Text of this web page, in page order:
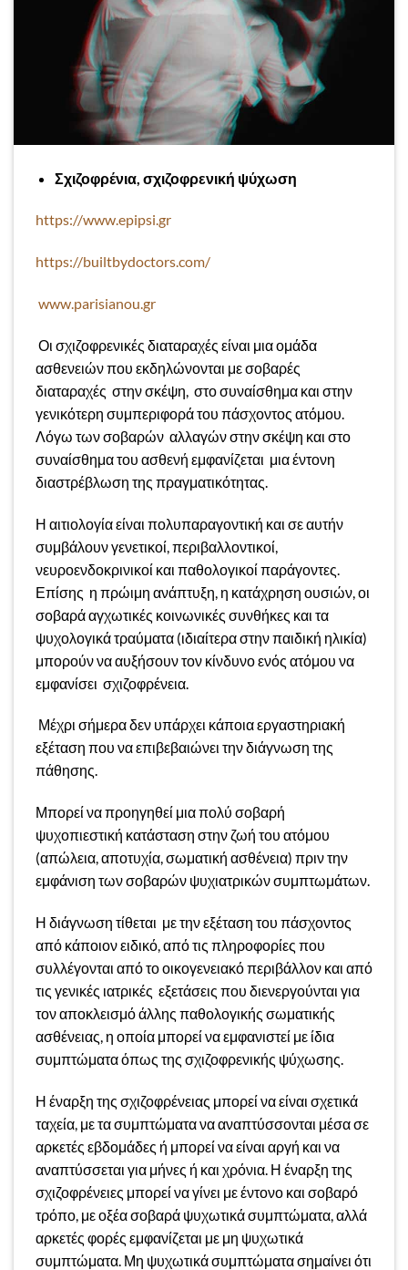
Σχιζοφρένια, σχιζοφρενική ψύχωση
https://www.epipsi.gr
https://builtbydoctors.com/
www.parisianou.gr
Οι σχιζοφρενικές διαταραχές είναι μια ομάδα
ασθενειών που εκδηλώνονται με σοβαρές
διαταραχές στην σκέψη, στο συναίσθημα και στην
γενικότερη συμπεριφορά του πάσχοντος ατόμου.
Λόγω των σοβαρών αλλαγών στην σκέψη και στο
συναίσθημα του ασθενή εμφανίζεται μια έντονη
διαστρέβλωση της πραγματικότητας.
Η αιτιολογία είναι πολυπαραγοντική και σε αυτήν
συμβάλουν γενετικοί, περιβαλλοντικοί,
νευροενδοκρινικοί και παθολογικοί παράγοντες.
Επίσης η πρώιμη ανάπτυξη, η κατάχρηση ουσιών, οι
σοβαρά αγχωτικές κοινωνικές συνθήκες και τα
ψυχολογικά τραύματα (ιδιαίτερα στην παιδική ηλικία)
μπορούν να αυξήσουν τον κίνδυνο ενός ατόμου να
εμφανίσει σχιζοφρένεια.
Μέχρι σήμερα δεν υπάρχει κάποια εργαστηριακή
εξέταση που να επιβεβαιώνει την διάγνωση της
πάθησης.
Μπορεί να προηγηθεί μια πολύ σοβαρή
ψυχοπιεστική κατάσταση στην ζωή του ατόμου
(απώλεια, αποτυχία, σωματική ασθένεια) πριν την
εμφάνιση των σοβαρών ψυχιατρικών συμπτωμάτων.
Η διάγνωση τίθεται με την εξέταση του πάσχοντος
από κάποιον ειδικό, από τις πληροφορίες που
συλλέγονται από το οικογενειακό περιβάλλον και από
τις γενικές ιατρικές εξετάσεις που διενεργούνται για
τον αποκλεισμό άλλης παθολογικής σωματικής
ασθένειας, η οποία μπορεί να εμφανιστεί με ίδια
συμπτώματα όπως της σχιζοφρενικής ψύχωσης.
Η έναρξη της σχιζοφρένειας μπορεί να είναι σχετικά
ταχεία, με τα συμπτώματα να αναπτύσσονται μέσα σε
αρκετές εβδομάδες ή μπορεί να είναι αργή και να
αναπτύσσεται για μήνες ή και χρόνια. Η έναρξη της
σχιζοφρένειες μπορεί να γίνει με έντονο και σοβαρό
τρόπο, με οξέα σοβαρά ψυχωτικά συμπτώματα, αλλά
αρκετές φορές εμφανίζεται με μη ψυχωτικά
συμπτώματα. Μη ψυχωτικά συμπτώματα σημαίνει ότι